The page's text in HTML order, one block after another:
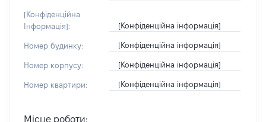
[Конфіденційна
Інформація]:
[Конфіденційна інформація]
Номер будинку: [Конфіденційна інформація]
Номер корпусу: [Конфіденційна інформація]
Номер квартири: [Конфіденційна інформація]
Місце роботи: